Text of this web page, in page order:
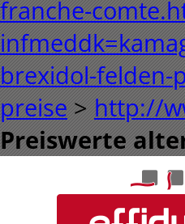
franche-
brexidol-felden-
preise > http://
Preiswerte